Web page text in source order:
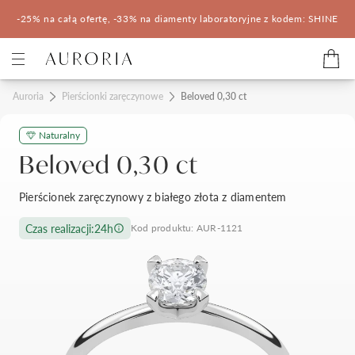
-25% na całą ofertę, -33% na diamenty laboratoryjne z kodem: SHINE
Kategorie
Pierścionki zaręczynowe
Pomocne
Konfigurator 3D
Salony Auroria
Salon Auroria Arkadia
Korzyści z zakupu
Auroria Pierścionki zaręczynowe Beloved 0,30 ct
Naturalny
Beloved 0,30 ct
Pierścionek zaręczynowy z białego złota z diamentem
Czas realizacji:24h Kod produktu: AUR-1121